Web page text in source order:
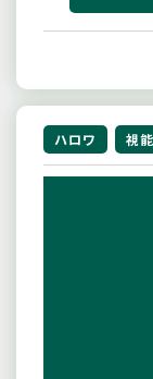
ハロワ 視